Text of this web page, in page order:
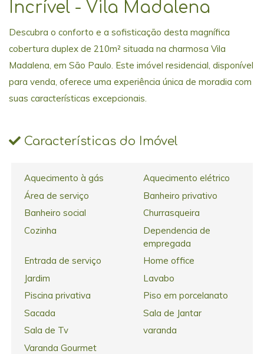
Incrível - Vila Madalena
Descubra o conforto e a sofisticação desta magnífica
cobertura duplex de 210m² situada na charmosa Vila
Madalena, em São Paulo. Este imóvel residencial, disponível
para venda, oferece uma experiência única de moradia com
suas características excepcionais.
Características do Imóvel
Aquecimento à gás
Aquecimento elétrico
Área de serviço
Banheiro privativo
Banheiro social
Churrasqueira
Cozinha
Dependencia de
empregada
Entrada de serviço
Home office
Jardim
Lavabo
Piscina privativa
Piso em porcelanato
Sacada
Sala de Jantar
Sala de Tv
varanda
Varanda Gourmet